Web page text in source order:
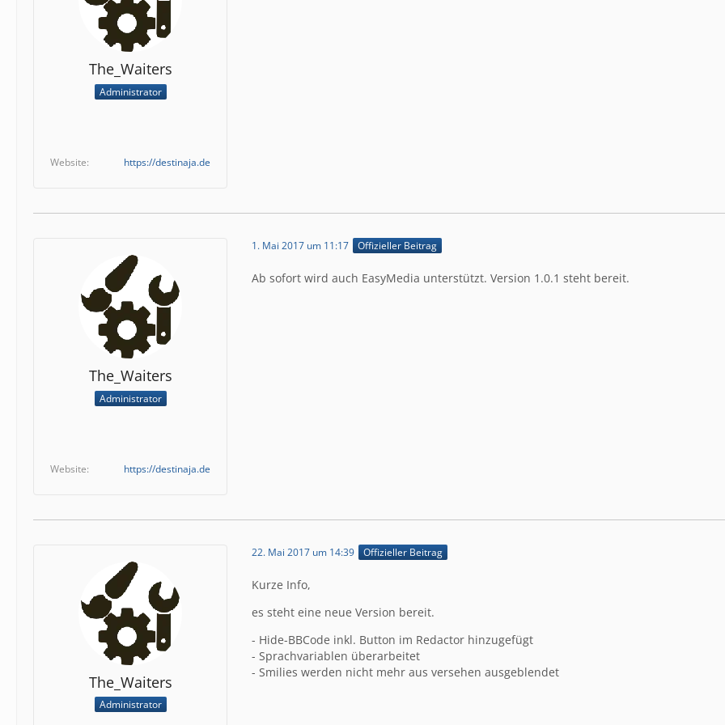
The_Waiters
Administrator
Website https://destinaja.de
The_Waiters
Administrator
Website https://destinaja.de
1. Mai 2017 um 11:17 Offizieller Beitrag
Ab sofort wird auch EasyMedia unterstützt. Version 1.0.1 steht bereit.
The_Waiters
Administrator
22. Mai 2017 um 14:39 Offizieller Beitrag
Kurze Info,
es steht eine neue Version bereit.
- Hide-BBCode inkl. Button im Redactor hinzugefügt
- Sprachvariablen überarbeitet
- Smilies werden nicht mehr aus versehen ausgeblendet